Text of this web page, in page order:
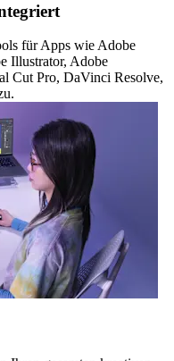
für Apps wie Adobe
Illustrator, Adobe
Cut Pro, DaVinci Resolve,